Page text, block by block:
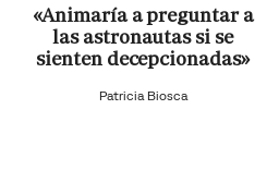
«Animaría a preguntar a
las astronautas si se
sienten decepcionadas»
Patricia Biosca